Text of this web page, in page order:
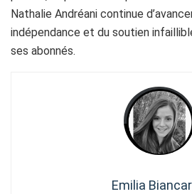
Nathalie Andréani continue
indépendance et du soutien
ses abonnés.
Emilia